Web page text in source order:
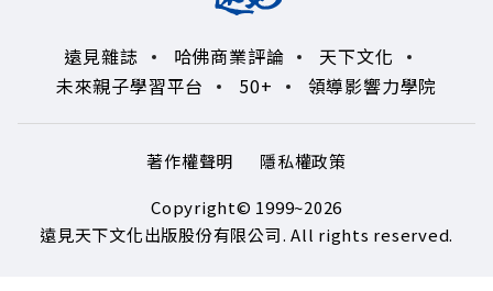
遠見雜誌 哈佛商業評論
天下文化
未來親子學習平台
50+ 領導影響力學院
著作權聲明
隱私權政策
Copyright© 1999~2026
遠見天下文化出版股份有限公司. All rights reserved.